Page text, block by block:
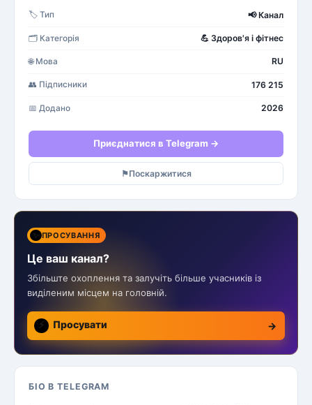
БІО В TELEGRAM
🏷️ Тип 📢 Канал
🗂️ Категорія 💪 Здоров'я і фітнес
🌐Мова RU
👥 Підписники 176 215
📅 Додано 2026
Приєднатися в Telegram →
⚑Поскаржитися
ПРОСУВАННЯ
Це ваш канал?
Збільште охоплення та залучіть більше учасників із
виділеним місцем на головній.
⚡ Просувати →